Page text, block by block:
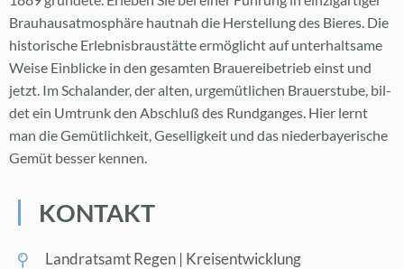
Brau­hau­s­at­mo­sphä­re haut­nah die Her­stel­lung des Bie­res. Die
his­to­ri­sche Er­leb­nis­brau­stät­te er­mög­licht auf un­ter­halt­sa­me
Wei­se Ein­bli­cke in den ge­sam­ten Braue­rei­be­trieb einst und
jetzt. Im Scha­lan­der, der al­ten, ur­ge­müt­li­chen Brau­er­stu­be, bil­
det ein Um­trunk den Ab­schluß des Rund­gan­ges. Hier lernt
man die Ge­müt­lich­keit, Ge­sel­lig­keit und das nie­der­baye­ri­sche
Ge­müt bes­ser ken­nen.
KON­TAKT
Land­rats­amt Re­gen | Kreis­ent­wick­lung